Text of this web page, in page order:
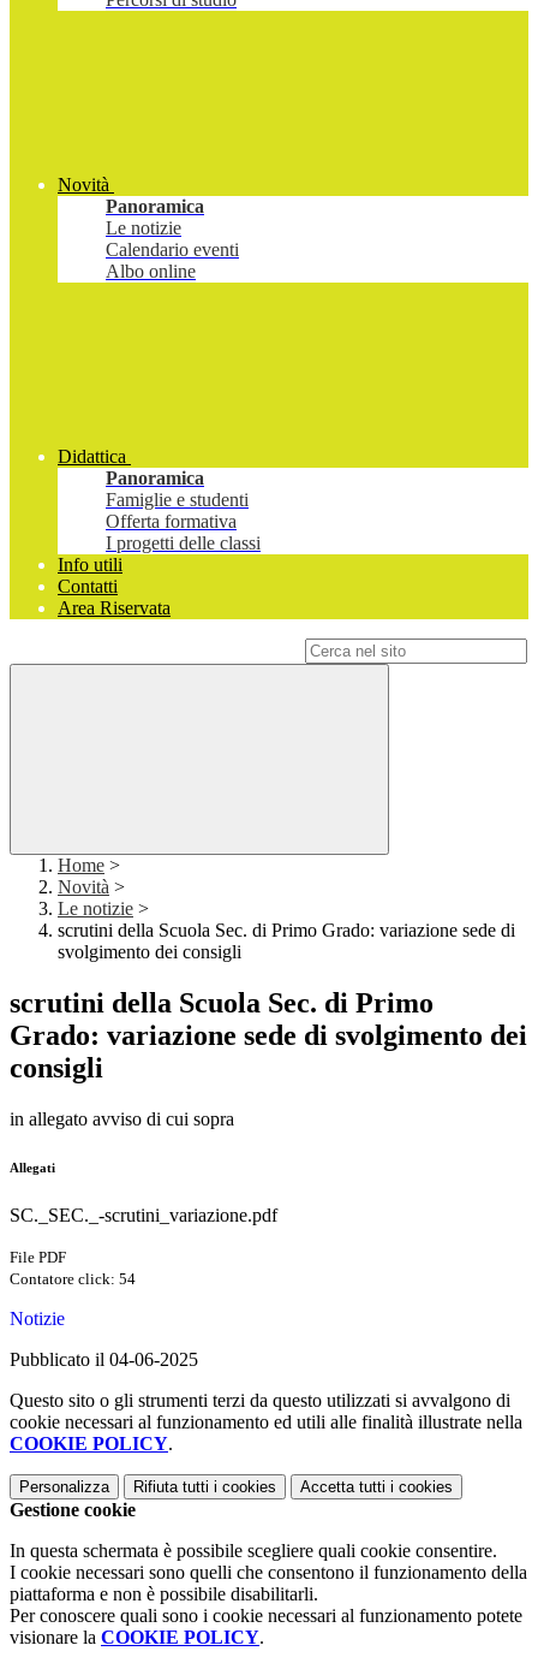
Novità
Panoramica
Le notizie
Calendario eventi
Albo online
Didattica
Panoramica
Famiglie e studenti
Offerta formativa
I progetti delle classi
Info utili
Contatti
Area Riservata
Home >
Novità >
Le notizie >
scrutini della Scuola Sec. di Primo Grado: variazione sede di
svolgimento dei consigli
scrutini della Scuola Sec. di Primo
Grado: variazione sede di svolgimento dei
consigli
in allegato avviso di cui sopra
Allegati
SC._SEC._-scrutini_variazione.pdf
File PDF
Contatore click: 54
Notizie
Pubblicato il 04-06-2025
Questo sito o gli strumenti terzi da questo utilizzati si avvalgono di
cookie necessari al funzionamento ed utili alle finalità illustrate nella
COOKIE POLICY.
Personalizza Rifiuta tutti i cookies Accetta tutti i cookies
Gestione cookie
In questa schermata è possibile scegliere quali cookie consentire.
I cookie necessari sono quelli che consentono il funzionamento della
piattaforma e non è possibile disabilitarli.
Per conoscere quali sono i cookie necessari al funzionamento potete
visionare la COOKIE POLICY.